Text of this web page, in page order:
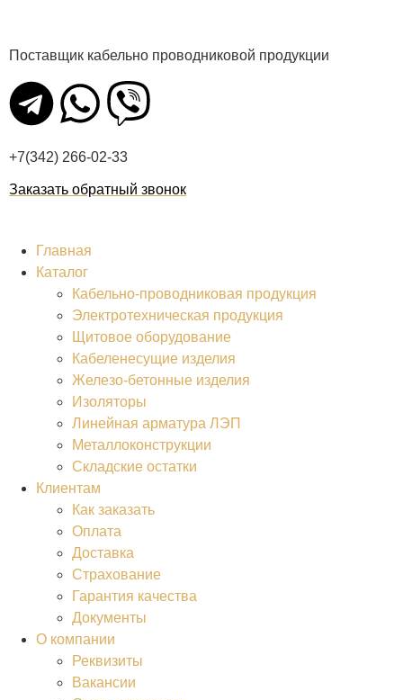
Поставщик кабельно проводниковой продукции
+7(342) 266-02-33
Заказать обратный звонок
Главная
Каталог
Кабельно-проводниковая продукция
Электротехническая продукция
Щитовое оборудование
Кабеленесущие изделия
Железо-бетонные изделия
Изоляторы
Линейная арматура ЛЭП
Металлоконструкции
Складские остатки
Клиентам
Как заказать
Оплата
Доставка
Страхование
Гарантия качества
Документы
О компании
Реквизиты
Вакансии